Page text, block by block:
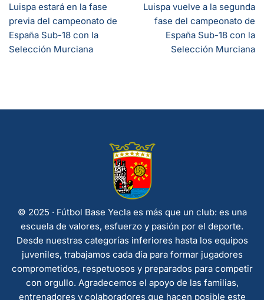
Luispa estará en la fase
previa del campeonato de
España Sub-18 con la
Selección Murciana
Luispa vuelve a la segunda
fase del campeonato de
España Sub-18 con la
Selección Murciana
© 2025 · Fútbol Base Yecla es más que un club: es una
escuela de valores, esfuerzo y pasión por el deporte.
Desde nuestras categorías inferiores hasta los equipos
juveniles, trabajamos cada día para formar jugadores
comprometidos, respetuosos y preparados para competir
con orgullo. Agradecemos el apoyo de las familias,
entrenadores y colaboradores que hacen posible este